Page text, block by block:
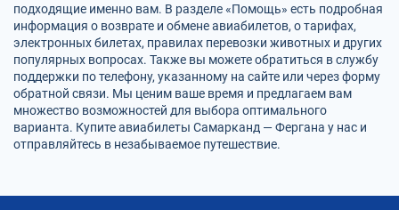
подходящие именно вам. В разделе «Помощь» есть подробная
информация о возврате и обмене авиабилетов, о тарифах,
электронных билетах, правилах перевозки животных и других
популярных вопросах. Также вы можете обратиться в службу
поддержки по телефону, указанному на сайте или через форму
обратной связи. Мы ценим ваше время и предлагаем вам
множество возможностей для выбора оптимального
варианта. Купите авиабилеты Самарканд — Фергана у нас и
отправляйтесь в незабываемое путешествие.